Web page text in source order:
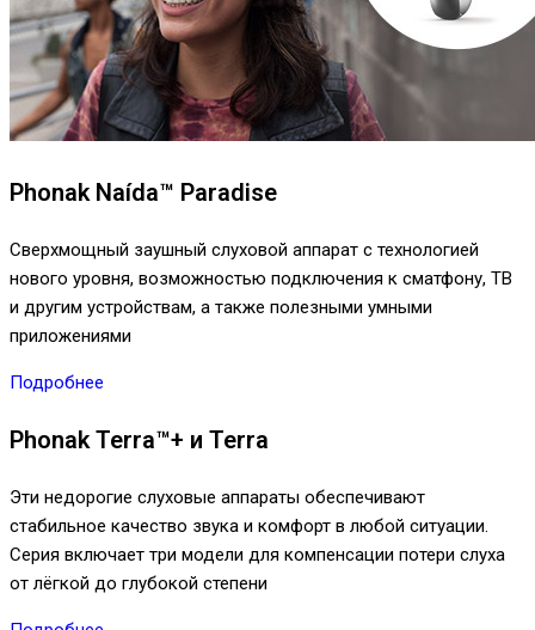
Phonak Naída™ Paradise
Сверхмощный заушный слуховой аппарат с технологией
нового уровня, возможностью подключения к сматфону, ТВ
и другим устройствам, а также полезными умными
приложениями
Подробнее
Phonak Terra™+ и Terra
Эти недорогие слуховые аппараты обеспечивают
стабильное качество звука и комфорт в любой ситуации.
Серия включает три модели для компенсации потери слуха
от лёгкой до глубокой степени